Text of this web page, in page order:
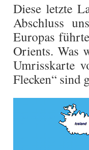
Diese letzte
Abschluss
Europas
Orients. Was
Umrisskarte
Flecken“ sind